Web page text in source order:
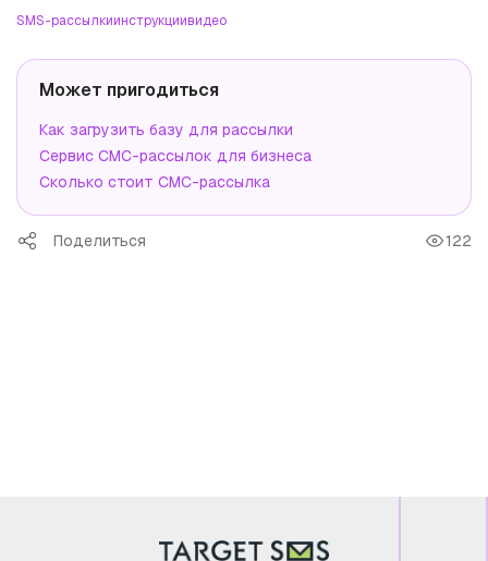
SMS-рассылкиинструкциивидео
Может пригодиться
Как загрузить базу для рассылки
Сервис СМС-рассылок для бизнеса
Сколько стоит СМС-рассылка
Поделиться 122